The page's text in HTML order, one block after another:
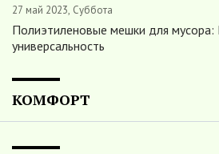
27 май 2023, Суббота
Полиэтиленовые мешки для мусора:
универсальность
КОМФОРТ